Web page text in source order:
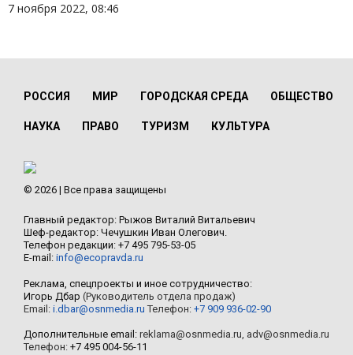
7 ноября 2022, 08:46
РОССИЯ МИР ГОРОДСКАЯ СРЕДА ОБЩЕСТВО
НАУКА ПРАВО ТУРИЗМ КУЛЬТУРА
© 2026 | Все права защищены
Главный редактор: Рыжов Виталий Витальевич
Шеф-редактор: Чечушкин Иван Олегович.
Телефон редакции: +7 495 795-53-05
E-mail: info@ecopravda.ru
Реклама, спецпроекты и иное сотрудничество:
Игорь Дбар (Руководитель отдела продаж)
Email: i.dbar@osnmedia.ru Телефон: +7 909 936-02-90
Дополнительные email: reklama@osnmedia.ru, adv@osnmedia.ru
Телефон: +7 495 004-56-11